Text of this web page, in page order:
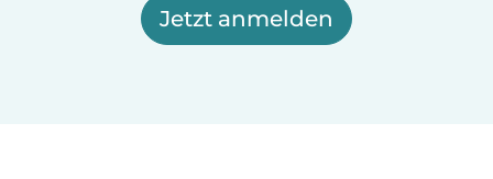
Jetzt anmelden